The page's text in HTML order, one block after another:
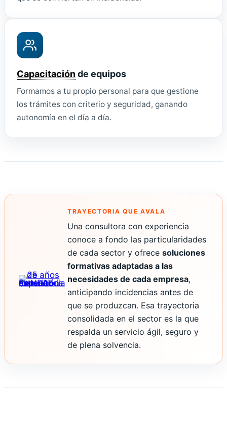
Capacitaciónde equipos
Formamos a tu propio personal para que gestione
los trámites con criterio y seguridad, ganando
autonomía en el día a día.
TRAYECTORIA QUE AVALA
Una consultora con experiencia
conoce a fondo las particularidades
de cada sector y ofrece soluciones
formativas adaptadas a las
necesidades de cada empresa,
anticipando incidencias antes de
que se produzcan. Esa trayectoria
consolidada en el sector es la que
respalda un servicio ágil, seguro y
de plena solvencia.